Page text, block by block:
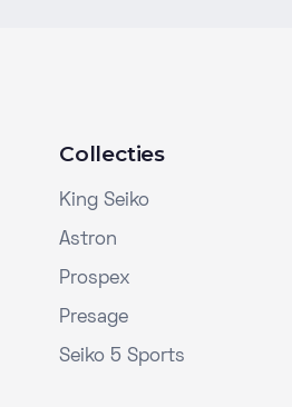
Collecties
King Seiko
Astron
Prospex
Presage
Seiko 5 Sports